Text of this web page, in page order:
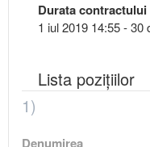
Durata contractului
1 iul 2019 14:55 - 30
Lista pozițiilor
1)
Denumirea